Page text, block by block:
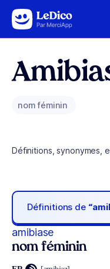
Aller au contenu
nom féminin
Définitions, synonymes,
Définitions de
amibiase
nom féminin